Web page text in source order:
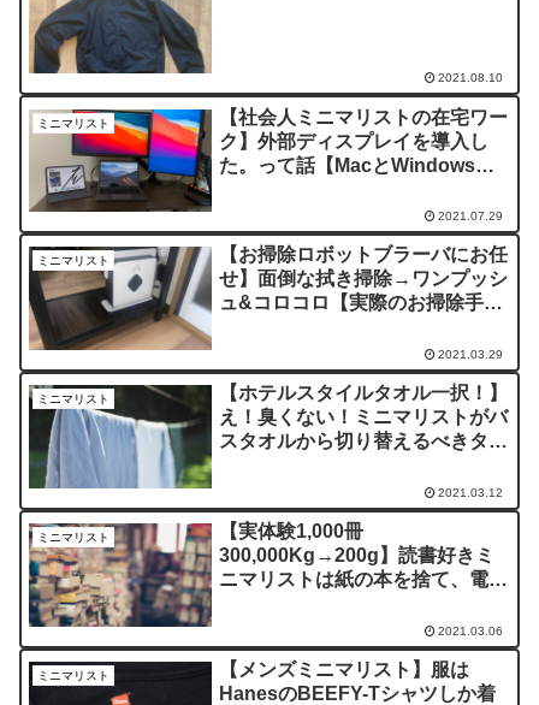
2021.08.10
ミニマリスト
【社会人ミニマリストの在宅ワー
ク】外部ディスプレイを導入し
た。って話【MacとWindowsの
2021.07.29
ミニマリスト
【お掃除ロボットブラーバにお任
せ】面倒な拭き掃除→ワンプッシ
ュ&コロコロ【実際のお掃除手順
2021.03.29
ミニマリスト
【ホテルスタイルタオル一択！】
え！臭くない！ミニマリストがバ
スタオルから切り替えるべきタオ
2021.03.12
ミニマリスト
【実体験1,000冊
300,000Kg→200g】読書好きミ
ニマリストは紙の本を捨て、電子
2021.03.06
ミニマリスト
【メンズミニマリスト】服は
HanesのBEEFY-Tシャツしか着